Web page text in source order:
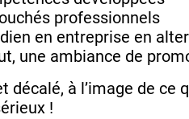
professionnels
en entreprise en
une ambiance de
décalé, à l’image de ce
!